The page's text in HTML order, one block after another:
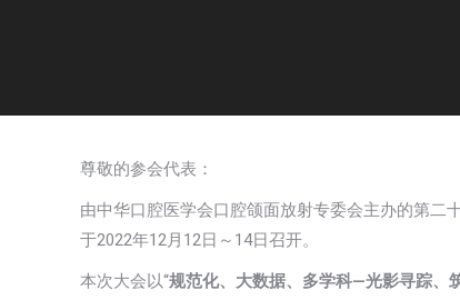
尊敬的参会代表：
由中华口腔医学会口腔颌面放射专委会主办的第二
于2022年12月12日～14日召开。
本次大会以“规范化、大数据、多学科—光影寻踪、